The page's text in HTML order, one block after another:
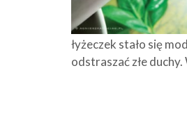
łyżeczek stało się
odstraszać złe